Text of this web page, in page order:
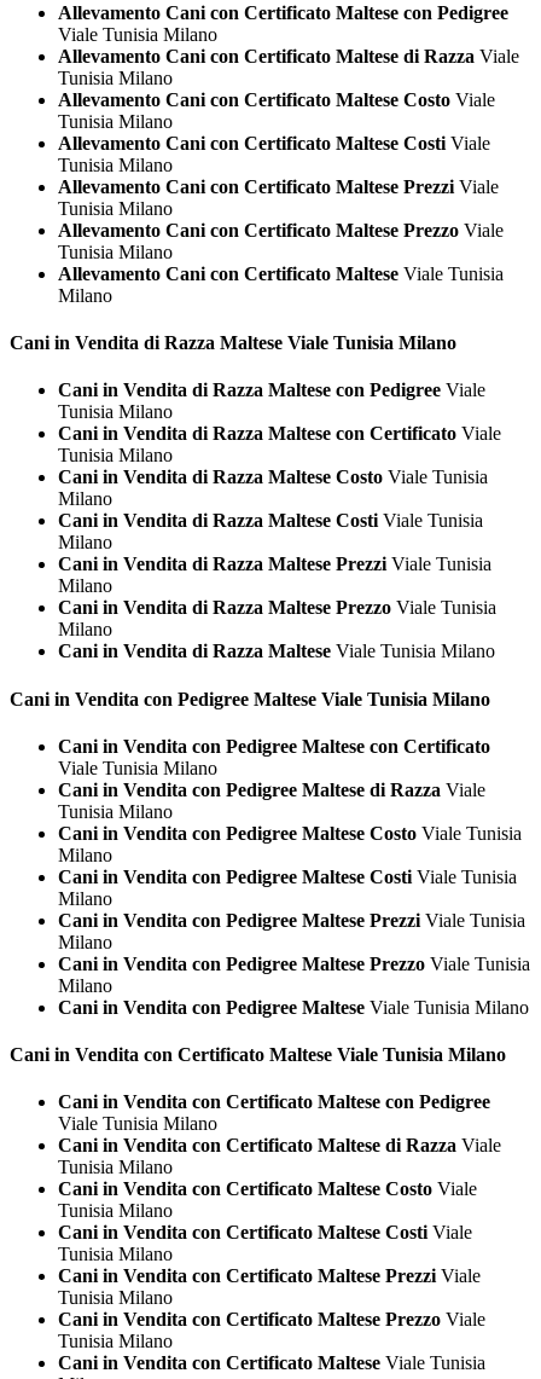
Allevamento Cani con Certificato Maltese con Pedigree
Viale Tunisia Milano
Allevamento Cani con Certificato Maltese di Razza Viale
Tunisia Milano
Allevamento Cani con Certificato Maltese Costo Viale
Tunisia Milano
Allevamento Cani con Certificato Maltese Costi Viale
Tunisia Milano
Allevamento Cani con Certificato Maltese Prezzi Viale
Tunisia Milano
Allevamento Cani con Certificato Maltese Prezzo Viale
Tunisia Milano
Allevamento Cani con Certificato Maltese Viale Tunisia
Milano
Cani in Vendita di Razza Maltese Viale Tunisia Milano
Cani in Vendita di Razza Maltese con Pedigree Viale
Tunisia Milano
Cani in Vendita di Razza Maltese con Certificato Viale
Tunisia Milano
Cani in Vendita di Razza Maltese Costo Viale Tunisia
Milano
Cani in Vendita di Razza Maltese CostiViale Tunisia
Milano
Cani in Vendita di Razza Maltese PrezziViale Tunisia
Milano
Cani in Vendita di Razza Maltese Prezzo Viale Tunisia
Milano
Cani in Vendita di Razza Maltese Viale Tunisia Milano
Cani in Vendita con Pedigree Maltese Viale Tunisia Milano
Cani in Vendita con Pedigree Maltese con Certificato
Viale Tunisia Milano
Cani in Vendita con Pedigree Maltese di Razza Viale
Tunisia Milano
Cani in Vendita con Pedigree Maltese Costo Viale Tunisia
Milano
Cani in Vendita con Pedigree Maltese Costi Viale Tunisia
Milano
Cani in Vendita con Pedigree Maltese Prezzi Viale Tunisia
Milano
Cani in Vendita con Pedigree Maltese Prezzo Viale Tunisia
Milano
Cani in Vendita con Pedigree Maltese Viale Tunisia Milano
Cani in Vendita con Certificato Maltese Viale Tunisia Milano
Cani in Vendita con Certificato Maltese con Pedigree
Viale Tunisia Milano
Cani in Vendita con Certificato Maltese di Razza Viale
Tunisia Milano
Cani in Vendita con Certificato Maltese Costo Viale
Tunisia Milano
Cani in Vendita con Certificato Maltese CostiViale
Tunisia Milano
Cani in Vendita con Certificato Maltese PrezziViale
Tunisia Milano
Cani in Vendita con Certificato Maltese Prezzo Viale
Tunisia Milano
Cani in Vendita con Certificato Maltese Viale Tunisia